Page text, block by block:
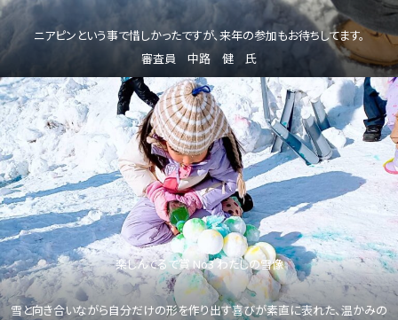
ニアピンという事で惜しかったですが、来年の参加もお待ちしてます。
審査員 中路 健 氏
楽しんでるで賞 No3 わたしの雪像
雪と向き合いながら自分だけの形を作り出す喜びが素直に表れた、温かみの